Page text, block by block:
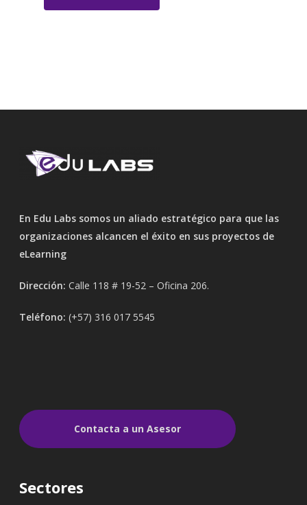
En Edu Labs somos un aliado estratégico para que las
organizaciones alcancen el éxito en sus proyectos de
eLearning
Dirección: Calle 118 # 19-52 – Oficina 206.
Teléfono: (+57) 316 017 5545
Contacta a un Asesor
Sectores